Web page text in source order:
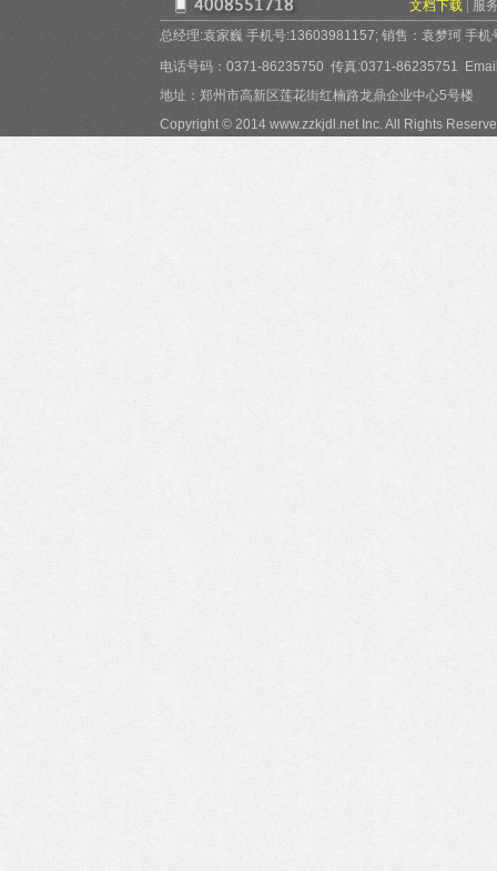
文档下载
服
总经理:袁家巍 手机号:13603981157; 销售：袁梦珂 手
电话号码：0371-86235750 传真:0371-86235751
地址：郑州市高新区莲花街红楠路龙鼎企业中心5号楼
Copyright © 2014 www.zzkjdl.net Inc. All Rights